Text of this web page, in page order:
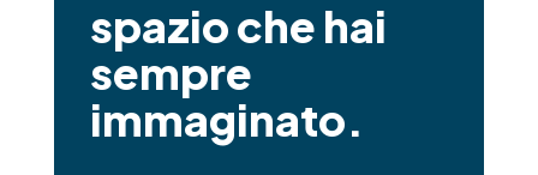
spazio che hai
sempre
immaginato.